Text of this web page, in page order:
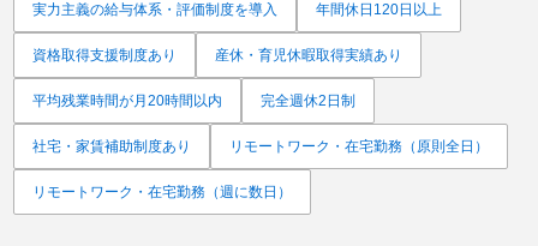
実力主義の給与体系・評価制度を導入 年間休日120日以上
資格取得支援制度あり 産休・育児休暇取得実績あり
平均残業時間が月20時間以内 完全週休2日制
社宅・家賃補助制度あり リモートワーク・在宅勤務（原則全日）
リモートワーク・在宅勤務（週に数日）